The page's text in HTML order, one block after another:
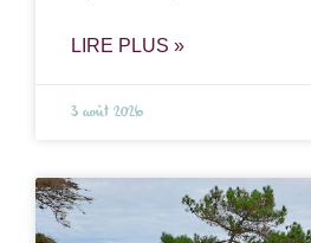
LIRE PLUS »
3 août 2026